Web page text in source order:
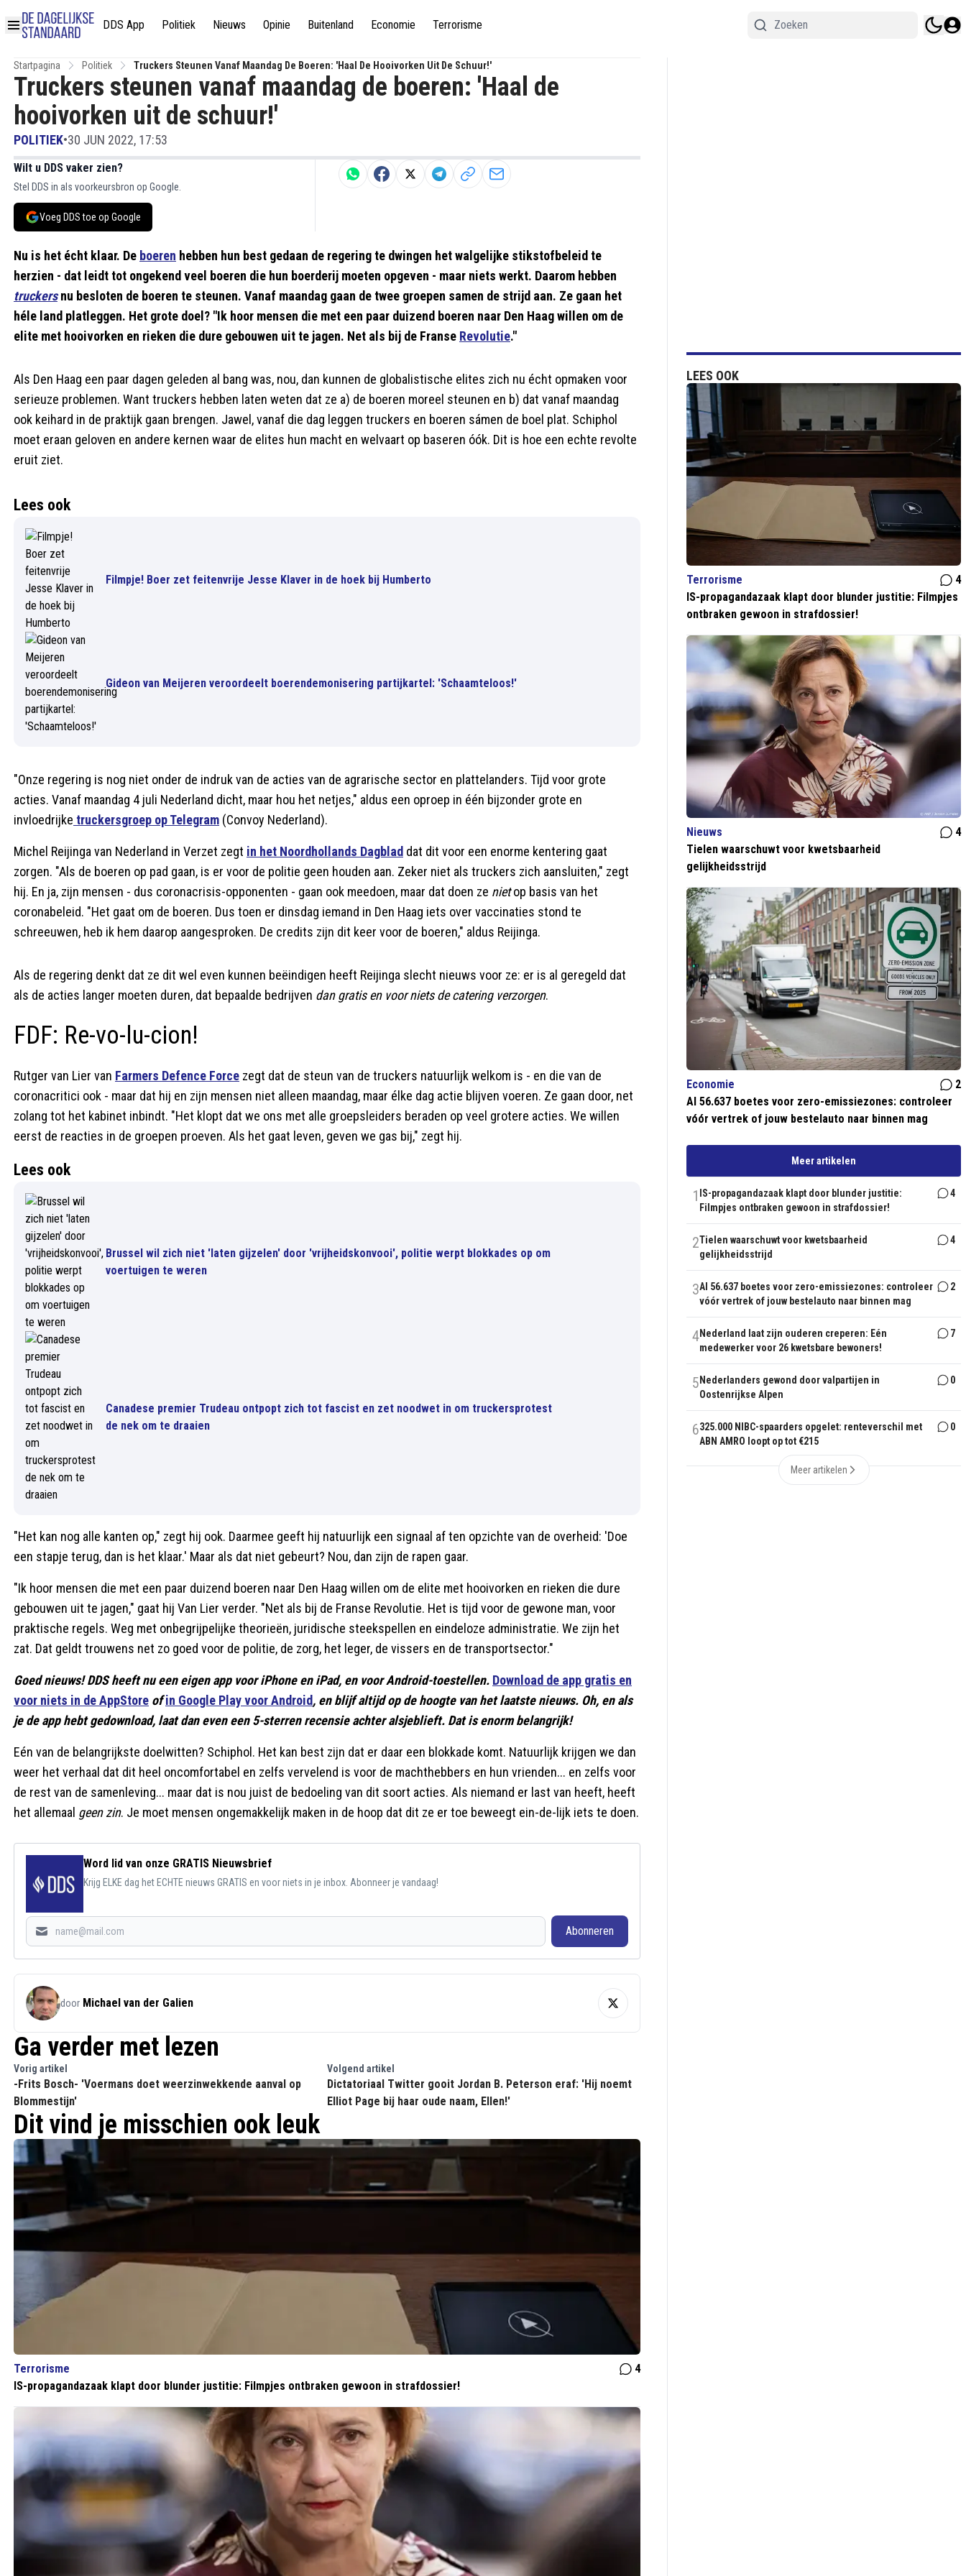
DDS App Politiek Nieuws Opinie Buitenland Economie Terrorisme
Startpagina Politiek Truckers Steunen Vanaf Maandag De Boeren: 'Haal De Hooivorken Uit De Schuur!'
Truckers steunen vanaf maandag de boeren: 'Haal de
hooivorken uit de schuur!'
POLITIEK•30 JUN 2022, 17:53
Wilt u DDS vaker zien?
Stel DDS in als voorkeursbron op Google.
Voeg DDS toe op Google
Nu is het écht klaar. De boeren hebben hun best gedaan de regering te dwingen het walgelijke stikstofbeleid te
herzien - dat leidt tot ongekend veel boeren die hun boerderij moeten opgeven - maar niets werkt. Daarom hebben
truckersnu besloten de boeren te steunen. Vanaf maandag gaan de twee groepen samen de strijd aan. Ze gaan het
héle land platleggen. Het grote doel? "Ik hoor mensen die met een paar duizend boeren naar Den Haag willen om de
elite met hooivorken en rieken die dure gebouwen uit te jagen. Net als bij de Franse Revolutie."
Als Den Haag een paar dagen geleden al bang was, nou, dan kunnen de globalistische elites zich nu écht opmaken voor
serieuze problemen. Want truckers hebben laten weten dat ze a) de boeren moreel steunen en b) dat vanaf maandag
ook keihard in de praktijk gaan brengen. Jawel, vanaf die dag leggen truckers en boeren sámen de boel plat. Schiphol
moet eraan geloven en andere kernen waar de elites hun macht en welvaart op baseren óók. Dit is hoe een echte revolte
eruit ziet.
Lees ook
Filmpje! Boer zet feitenvrije Jesse Klaver in de hoek bij Humberto
Gideon van Meijeren veroordeelt boerendemonisering partijkartel: 'Schaamteloos!'
"Onze regering is nog niet onder de indruk van de acties van de agrarische sector en plattelanders. Tijd voor grote
acties. Vanaf maandag 4 juli Nederland dicht, maar hou het netjes," aldus een oproep in één bijzonder grote en
invloedrijke truckersgroep op Telegram (Convoy Nederland).
Michel Reijinga van Nederland in Verzet zegt in het Noordhollands Dagblad dat dit voor een enorme kentering gaat
zorgen. "Als de boeren op pad gaan, is er voor de politie geen houden aan. Zeker niet als truckers zich aansluiten," zegt
hij. En ja, zijn mensen - dus coronacrisis-opponenten - gaan ook meedoen, maar dat doen ze nietop basis van het
coronabeleid. "Het gaat om de boeren. Dus toen er dinsdag iemand in Den Haag iets over vaccinaties stond te
schreeuwen, heb ik hem daarop aangesproken. De credits zijn dit keer voor de boeren," aldus Reijinga.
Als de regering denkt dat ze dit wel even kunnen beëindigen heeft Reijinga slecht nieuws voor ze: er is al geregeld dat
als de acties langer moeten duren, dat bepaalde bedrijven dan gratis en voor niets de catering verzorgen.
FDF: Re-vo-lu-cion!
Rutger van Lier van Farmers Defence Force zegt dat de steun van de truckers natuurlijk welkom is - en die van de
coronacritici ook - maar dat hij en zijn mensen niet alleen maandag, maar élke dag actie blijven voeren. Ze gaan door, net
zolang tot het kabinet inbindt. "Het klopt dat we ons met alle groepsleiders beraden op veel grotere acties. We willen
eerst de reacties in de groepen proeven. Als het gaat leven, geven we gas bij," zegt hij.
Lees ook
Brussel wil zich niet 'laten gijzelen' door 'vrijheidskonvooi', politie werpt blokkades op om
voertuigen te weren
Canadese premier Trudeau ontpopt zich tot fascist en zet noodwet in om truckersprotest
de nek om te draaien
"Het kan nog alle kanten op," zegt hij ook. Daarmee geeft hij natuurlijk een signaal af ten opzichte van de overheid: 'Doe
een stapje terug, dan is het klaar.' Maar als dat niet gebeurt? Nou, dan zijn de rapen gaar.
"Ik hoor mensen die met een paar duizend boeren naar Den Haag willen om de elite met hooivorken en rieken die dure
gebouwen uit te jagen," gaat hij Van Lier verder. "Net als bij de Franse Revolutie. Het is tijd voor de gewone man, voor
praktische regels. Weg met onbegrijpelijke theorieën, juridische steekspellen en eindeloze administratie. We zijn het
zat. Dat geldt trouwens net zo goed voor de politie, de zorg, het leger, de vissers en de transportsector."
Goed nieuws! DDS heeft nu een eigen app voor iPhone en iPad, en voor Android-toestellen. Download de app gratis en
voor niets in de AppStore ofin Google Play voor Android, en blijf altijd op de hoogte van het laatste nieuws. Oh, en als
je de app hebt gedownload, laat dan even een 5-sterren recensie achter alsjeblieft. Dat is enorm belangrijk!
Eén van de belangrijkste doelwitten? Schiphol. Het kan best zijn dat er daar een blokkade komt. Natuurlijk krijgen we dan
weer het verhaal dat dit heel oncomfortabel en zelfs vervelend is voor de machthebbers en hun vrienden... en zelfs voor
de rest van de samenleving... maar dat is nou juist de bedoeling van dit soort acties. Als niemand er last van heeft, heeft
het allemaal geen zin. Je moet mensen ongemakkelijk maken in de hoop dat dit ze er toe beweegt ein-de-lijk iets te doen.
Word lid van onze GRATIS Nieuwsbrief
Krijg ELKE dag het ECHTE nieuws GRATIS en voor niets in je inbox. Abonneer je vandaag!
Abonneren
door Michael van der Galien
Ga verder met lezen
Vorig artikel
-Frits Bosch- 'Voermans doet weerzinwekkende aanval op
Blommestijn'
Volgend artikel
Dictatoriaal Twitter gooit Jordan B. Peterson eraf: 'Hij noemt
Elliot Page bij haar oude naam, Ellen!'
Dit vind je misschien ook leuk
Terrorisme
4
IS-propagandazaak klapt door blunder justitie: Filmpjes ontbraken gewoon in strafdossier!
LEES OOK
Terrorisme
4
IS-propagandazaak klapt door blunder justitie: Filmpjes
ontbraken gewoon in strafdossier!
Nieuws
4
Tielen waarschuwt voor kwetsbaarheid
gelijkheidsstrijd
Economie
2
Al 56.637 boetes voor zero-emissiezones: controleer
vóór vertrek of jouw bestelauto naar binnen mag
Meer artikelen
1 IS-propagandazaak klapt door blunder justitie:
Filmpjes ontbraken gewoon in strafdossier!
4
2Tielen waarschuwt voor kwetsbaarheid
gelijkheidsstrijd
4
3Al 56.637 boetes voor zero-emissiezones: controleer
vóór vertrek of jouw bestelauto naar binnen mag
2
4Nederland laat zijn ouderen creperen: Eén
medewerker voor 26 kwetsbare bewoners!
7
5 Nederlanders gewond door valpartijen in
Oostenrijkse Alpen
0
6325.000 NIBC-spaarders opgelet: renteverschil met
ABN AMRO loopt op tot €215
0
Meer artikelen